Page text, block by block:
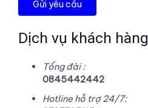
Dịch vụ khách hàng
Tổng đài :
0845442442
Hotline hỗ trợ 24/7: